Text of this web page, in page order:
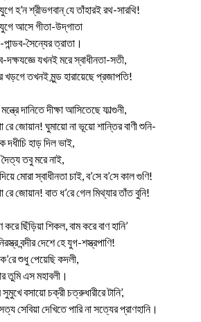
হ’ন শ্রীভগবান্‌ যে তাঁহারই রথ-সারথি!
আসে গীতা-উদ্‌গাতা
পান্ডব-সৈন্যের ত্রাতা।
দক্ষযজ্ঞে যখনই মরে স্বাধীনতা-সতী,
খড়গে তখনই মুন্ড হারায়েছে প্রজাপতি!
দানিতে দীক্ষা আসিতেছে ফাল্গুনী,
রে জোয়ান! ঘুমায়ো না ভূয়ো শান্তির বাণী শুনি-
দধীচি হাড় দিল ভাই,
দৈত্য তবু মরে নাই,
মোরা স্বাধীনতা চাই, ব’সে ব’সে কাল গুণি!
রে জোয়ান! বাত ধ’রে গেল মিথ্যার তাঁত বুনি!
করে ছিঁড়িয়া শিকল, বাম করে বাণ হানি’
বন্দীর দেশে হে যুগ-শস্ত্রপাণি!
শুধু পেয়েছি কদলী,
তুমি এস মহাবলী।
বসায়ো চক্রী চত্রুধারীরে টানি’,
সেবিয়া দেখিতে পারি না সত্যের প্রাণহানি।